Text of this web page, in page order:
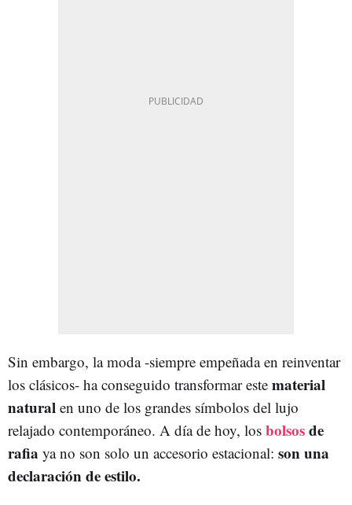
Sin embargo, la moda -siempre empeñada en reinventar
los clásicos- ha conseguido transformar este material
natural en uno de los grandes símbolos del lujo
relajado contemporáneo. A día de hoy, los bolsosde
rafia ya no son solo un accesorio estacional: son una
declaración de estilo.